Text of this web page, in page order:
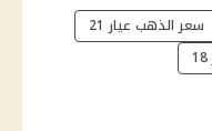
سعر الذهب عيار 21